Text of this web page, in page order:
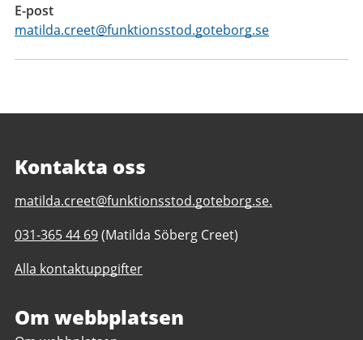
E-post
matilda.creet@funktionsstod.goteborg.se
Kontakta oss
E-
till
Hundkojan
daglig
Göteborgs
matilda.creet@funktionsstod.goteborg.se.
Telefonnummer
Hundkojan
verksamhet
Göteborgs
031-365 44 69(Matilda Söberg Creet)
Alla kontaktuppgifter
Om webbplatsen